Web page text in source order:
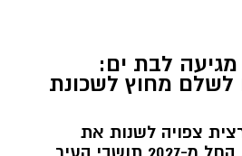
למקום שוטרי תחנת בת ים
של מרחב איילון,
לבת ים:
לשלם מחוץ לשכונת
צפויה לשנות את